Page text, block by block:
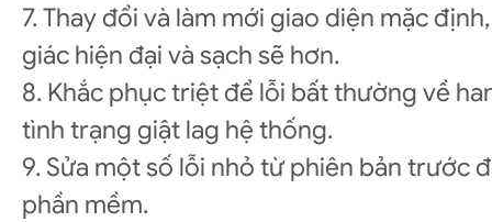
7. Thay đổi và làm mới giao diện mặc
giác hiện đại và sạch sẽ hơn.
8. Khắc phục triệt để lỗi bất thường về
tình trạng giật lag hệ thống.
9. Sửa một số lỗi nhỏ từ phiên bản trước
phần mềm.